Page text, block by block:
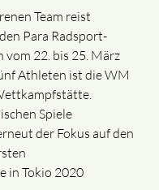
Team reist
Para Radsport-
22. bis 25. März
Athleten ist die WM
Spiele
der Fokus auf den
in Tokio 2020